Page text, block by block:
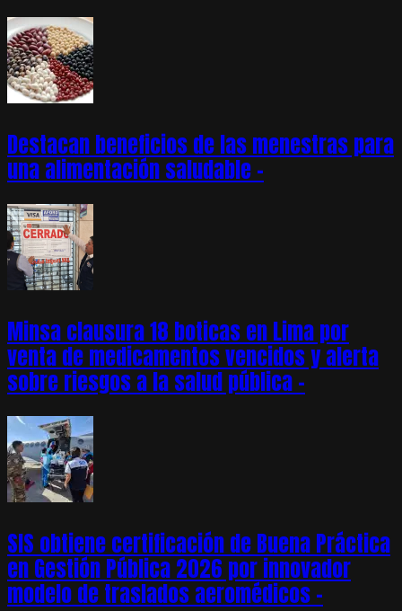
Destacan beneficios de las menestras para
una alimentación saludable –
Minsa clausura 18 boticas en Lima por
venta de medicamentos vencidos y alerta
sobre riesgos a la salud pública –
SIS obtiene certificación de Buena Práctica
en Gestión Pública 2026 por innovador
modelo de traslados aeromédicos –